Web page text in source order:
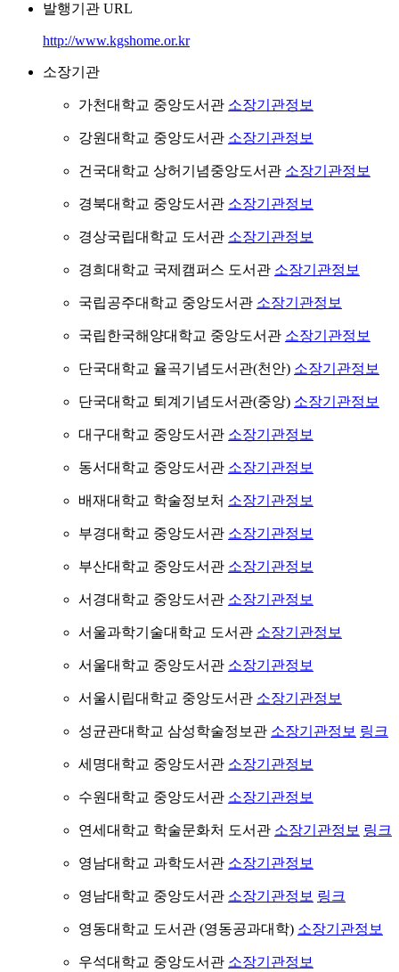
발행기관 URL
http://www.kgshome.or.kr
소장기관
가천대학교 중앙도서관 소장기관정보
강원대학교 중앙도서관 소장기관정보
건국대학교 상허기념중앙도서관 소장기관정보
경북대학교 중앙도서관 소장기관정보
경상국립대학교 도서관 소장기관정보
경희대학교 국제캠퍼스 도서관 소장기관정보
국립공주대학교 중앙도서관 소장기관정보
국립한국해양대학교 중앙도서관 소장기관정보
단국대학교 율곡기념도서관(천안) 소장기관정보
단국대학교 퇴계기념도서관(중앙) 소장기관정보
대구대학교 중앙도서관 소장기관정보
동서대학교 중앙도서관 소장기관정보
배재대학교 학술정보처 소장기관정보
부경대학교 중앙도서관 소장기관정보
부산대학교 중앙도서관 소장기관정보
서경대학교 중앙도서관 소장기관정보
서울과학기술대학교 도서관 소장기관정보
서울대학교 중앙도서관 소장기관정보
서울시립대학교 중앙도서관 소장기관정보
성균관대학교 삼성학술정보관 소장기관정보 링크
세명대학교 중앙도서관 소장기관정보
수원대학교 중앙도서관 소장기관정보
연세대학교 학술문화처 도서관 소장기관정보 링크
영남대학교 과학도서관 소장기관정보
영남대학교 중앙도서관 소장기관정보 링크
영동대학교 도서관 (영동공과대학) 소장기관정보
우석대학교 중앙도서관 소장기관정보